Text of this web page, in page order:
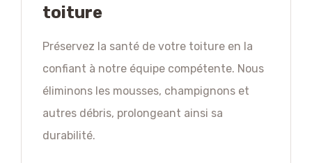
toiture
Préservez la santé de votre toiture en la
confiant à notre équipe compétente. Nous
éliminons les mousses, champignons et
autres débris, prolongeant ainsi sa
durabilité.